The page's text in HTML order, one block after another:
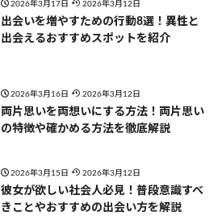
2026年3月17日 2026年3月12日
出会いを増やすための行動8選！異性と
出会えるおすすめスポットを紹介
2026年3月16日 2026年3月12日
両片思いを両想いにする方法！両片思い
の特徴や確かめる方法を徹底解説
2026年3月15日 2026年3月12日
彼女が欲しい社会人必見！普段意識すべ
きことやおすすめの出会い方を解説